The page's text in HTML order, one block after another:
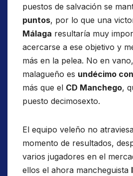
puestos de salvación se
puntos, por lo que una
Málaga resultaría muy
acercarse a ese objetivo y
más en la pelea. No en
malagueño es undécimo
más que el CD Manchego,
puesto decimosexto.
El equipo veleño no
momento de resultados,
varios jugadores en el
ellos el ahora mancheguista